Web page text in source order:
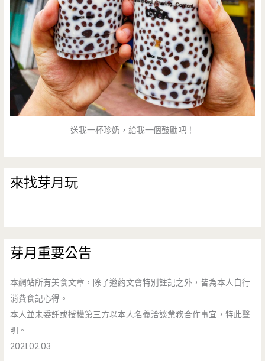
送我一杯珍奶，給我一個鼓勵吧！
來找芽月玩
芽月重要公告
本網站所有美食文章，除了邀約文會特別註記之外，皆為本人自行
消費食記心得。
本人並未委託或授權第三方以本人名義洽談業務合作事宜，特此聲
明。
2021.02.03